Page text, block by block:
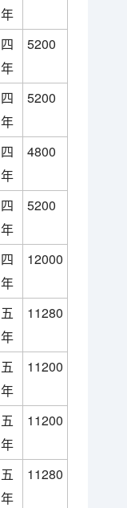
年
四
年
5200
四
年
5200
四
年
4800
四
年
5200
四
年
12000
五
年
11280
五
年
11200
五
年
11200
五
年
11280